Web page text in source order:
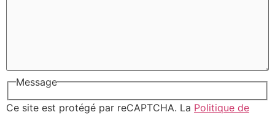
Message
Ce site est protégé par reCAPTCHA. La Politique de